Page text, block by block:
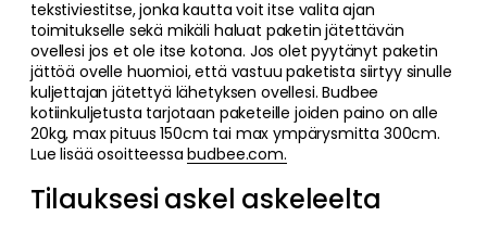
tekstiviestitse, jonka kautta voit itse valita ajan
toimitukselle sekä mikäli haluat paketin jätettävän
ovellesi jos et ole itse kotona. Jos olet pyytänyt paketin
jättöä ovelle huomioi, että vastuu paketista siirtyy sinulle
kuljettajan jätettyä lähetyksen ovellesi. Budbee
kotiinkuljetusta tarjotaan paketeille joiden paino on alle
20kg, max pituus 150cm tai max ympärysmitta 300cm.
Lue lisää osoitteessabudbee.com.
Tilauksesi askel askeleelta